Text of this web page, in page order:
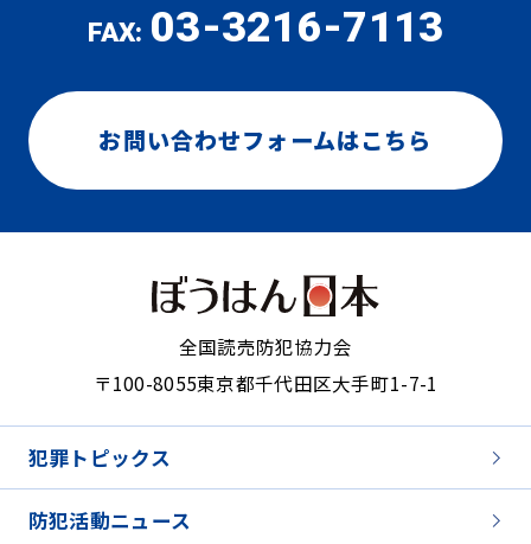
FAX: 03-3216-7113
お問い合わせフォームはこちら
全国読売防犯協力会
〒100-8055東京都千代田区大手町1-7-1
犯罪トピックス
防犯活動ニュース